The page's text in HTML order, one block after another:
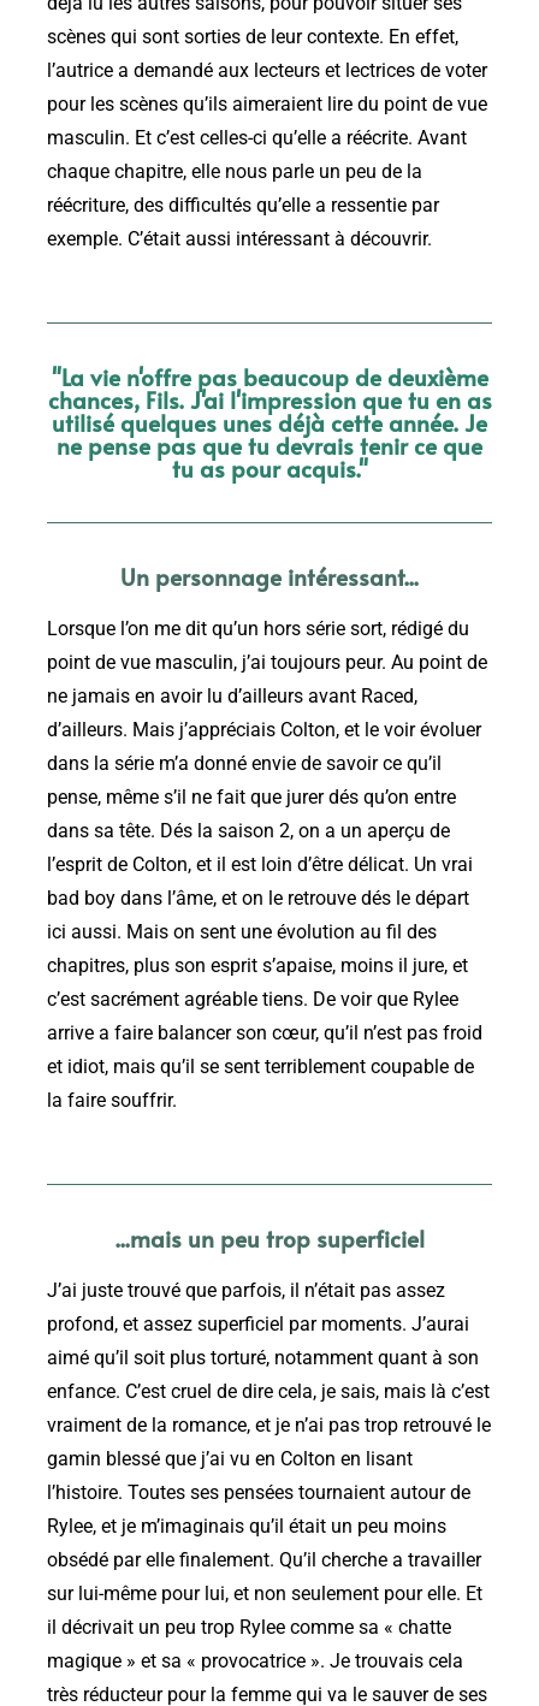
scènes qui sont sorties de leur contexte. En effet,
l’autrice a demandé aux lecteurs et lectrices de voter
pour les scènes qu’ils aimeraient lire du point de vue
masculin. Et c’est celles-ci qu’elle a réécrite. Avant
chaque chapitre, elle nous parle un peu de la
réécriture, des difficultés qu’elle a ressentie par
exemple. C’était aussi intéressant à découvrir.
"La vie n'offre pas beaucoup de deuxième
chances, Fils. J'ai l'impression que tu en as
utilisé quelques unes déjà cette année. Je
ne pense pas que tu devrais tenir ce que
tu as pour acquis."
Un personnage intéressant...
Lorsque l’on me dit qu’un hors série sort, rédigé du
point de vue masculin, j’ai toujours peur. Au point de
ne jamais en avoir lu d’ailleurs avant Raced,
d’ailleurs. Mais j’appréciais Colton, et le voir évoluer
dans la série m’a donné envie de savoir ce qu’il
pense, même s’il ne fait que jurer dés qu’on entre
dans sa tête. Dés la saison 2, on a un aperçu de
l’esprit de Colton, et il est loin d’être délicat. Un vrai
bad boy dans l’âme, et on le retrouve dés le départ
ici aussi. Mais on sent une évolution au fil des
chapitres, plus son esprit s’apaise, moins il jure, et
c’est sacrément agréable tiens. De voir que Rylee
arrive a faire balancer son cœur, qu’il n’est pas froid
et idiot, mais qu’il se sent terriblement coupable de
la faire souffrir.
...mais un peu trop superficiel
J’ai juste trouvé que parfois, il n’était pas assez
profond, et assez superficiel par moments. J’aurai
aimé qu’il soit plus torturé, notamment quant à son
enfance. C’est cruel de dire cela, je sais, mais là c’est
vraiment de la romance, et je n’ai pas trop retrouvé le
gamin blessé que j’ai vu en Colton en lisant
l’histoire. Toutes ses pensées tournaient autour de
Rylee, et je m’imaginais qu’il était un peu moins
obsédé par elle finalement. Qu’il cherche a travailler
sur lui-même pour lui, et non seulement pour elle. Et
il décrivait un peu trop Rylee comme sa « chatte
magique » et sa « provocatrice ». Je trouvais cela
très réducteur pour la femme qui va le sauver de ses